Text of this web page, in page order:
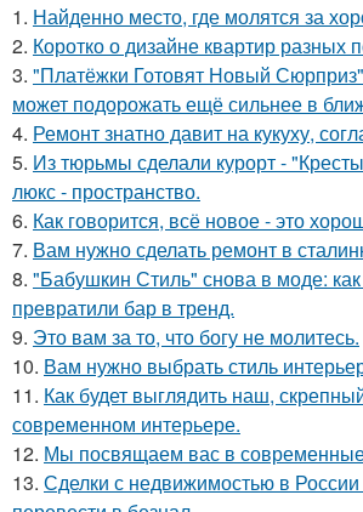
1. Найденно место, где молятся за
2. Коротко о дизайне квартир разных
3. "Платёжки Готовят Новый
может подорожать ещё сильнее в
4. Ремонт знатно давит на кукуху,
5. Из тюрьмы сделали курорт -
люкс - пространство.
6. Как говорится, всё новое - это
7. Вам нужно сделать ремонт в
8. "Бабушкин Стиль" снова в моде:
превратили бар в тренд.
9. Это вам за то, что богу не молитесь.
10. Вам нужно выбрать стиль
11. Как будет выглядить наш,
современном интерьере.
12. Мы посвящаем вас в
13. Сделки с недвижимостью в России